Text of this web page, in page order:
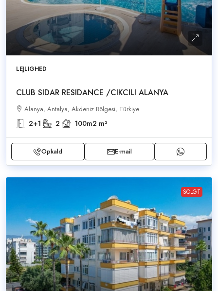
LEJLIGHED
CLUB SIDAR RESIDANCE /CIKCILI ALANYA
Alanya, Antalya, Akdeniz Bölgesi, Türkiye
2+1 2 100m2 m²
Opkald E-mail
SOLGT